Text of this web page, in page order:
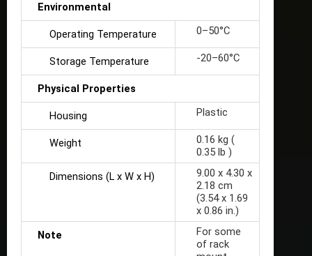
Environmental
Operating Temperature 0–50°C
Storage Temperature -20–60°C
Physical Properties
Housing Plastic
Weight
0.16 kg (
0.35 lb )
Dimensions (L x W x H)
9.00 x 4.30 x
2.18 cm
(3.54 x 1.69
x 0.86 in.)
Note
For some
of rack